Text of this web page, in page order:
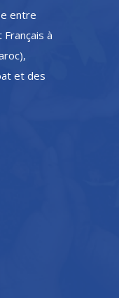
entre
Français à
et des